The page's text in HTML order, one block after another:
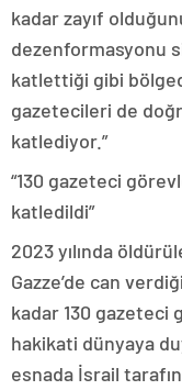
kadar zayıf
dezenformasyonu
katlettiği gibi
gazetecileri de
katlediyor.”
“130 gazeteci
katledildi”
2023 yılında
Gazze’de can
kadar 130 gazeteci
hakikati dünyaya
esnada İsrail